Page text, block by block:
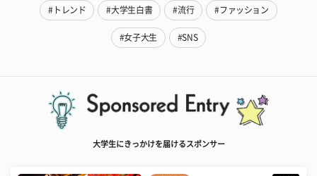
#トレンド #大学生白書 #流行 #ファッション
#女子大生 #SNS
大学生にきっかけを届けるスポンサー